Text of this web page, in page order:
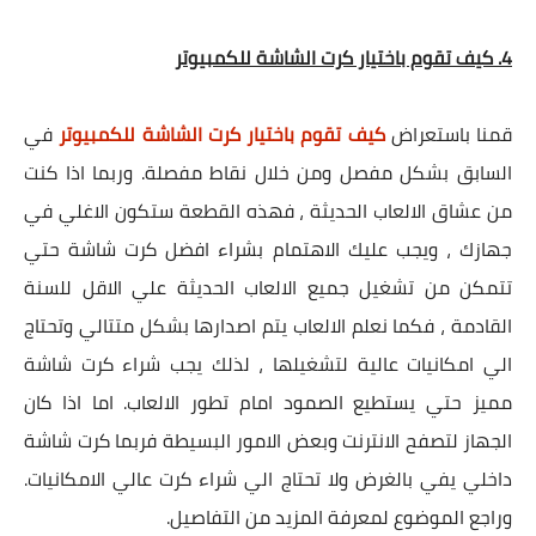
4. كيف تقوم باختيار كرت الشاشة للكمبيوتر
قمنا باستعراضكيف تقوم باختيار كرت الشاشة للكمبيوتر في
السابق بشكل مفصل ومن خلال نقاط مفصلة. وربما اذا كنت
من عشاق الالعاب الحديثة ، فهذه القطعة ستكون الاغلي في
جهازك ، ويجب عليك الاهتمام بشراء افضل كرت شاشة حتي
تتمكن من تشغيل جميع الالعاب الحديثة علي الاقل للسنة
القادمة ، فكما نعلم الالعاب يتم اصدارها بشكل متتالي وتحتاج
الي امكانيات عالية لتشغيلها ، لذلك يجب شراء كرت شاشة
مميز حتي يستطيع الصمود امام تطور الالعاب. اما اذا كان
الجهاز لتصفح الانترنت وبعض الامور البسيطة فربما كرت شاشة
داخلي يفي بالغرض ولا تحتاج الي شراء كرت عالي الامكانيات.
وراجع الموضوع لمعرفة المزيد من التفاصيل.